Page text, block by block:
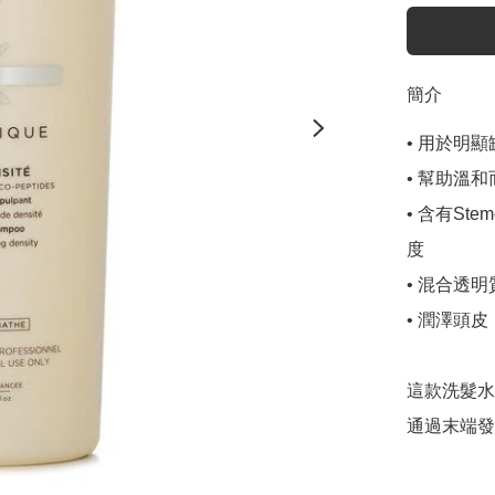
簡介
• 用於明
• 幫助溫
• 含有
度
• 混合透
• 潤澤頭
這款洗髮
通過末端